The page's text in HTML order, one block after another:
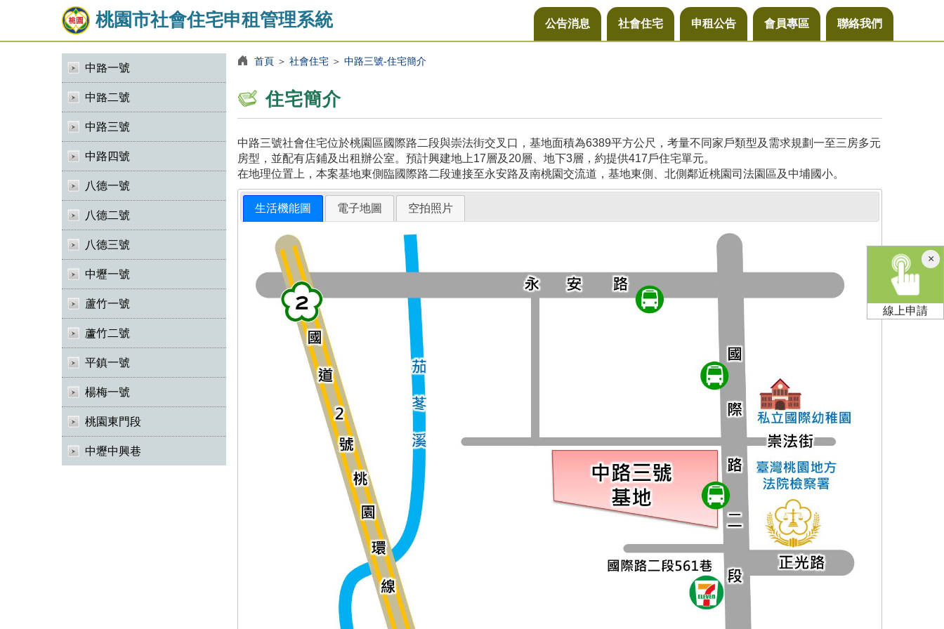
桃園市社會住宅申租管理系統 公告消息 社會住宅 申租公告 會員專區 聯絡我們
中路一號
中路二號
中路三號
中路四號
八德一號
八德二號
八德三號
中壢一號
蘆竹一號
蘆竹二號
平鎮一號
楊梅一號
桃園東門段
中壢中興巷
首頁＞ 社會住宅＞ 中路三號-住宅簡介
住宅簡介
中路三號社會住宅位於桃園區國際路二段與崇法街交叉口，基地面積為6389平方公尺，考量不同家戶類型及需求規劃一至三房多元
房型，並配有店鋪及出租辦公室。預計興建地上17層及20層、地下3層，約提供417戶住宅單元。
在地理位置上，本案基地東側臨國際路二段連接至永安路及南桃園交流道，基地東側、北側鄰近桃園司法園區及中埔國小。
生活機能圖 電子地圖 空拍照片
×關
閉
線上申請